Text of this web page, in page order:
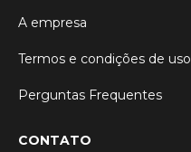
A empresa
Termos e condições de uso
Perguntas Frequentes
CONTATO